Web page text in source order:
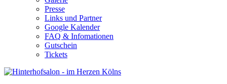
Presse
Links und Partner
Google Kalender
FAQ & Infomationen
Gutschein
Tickets